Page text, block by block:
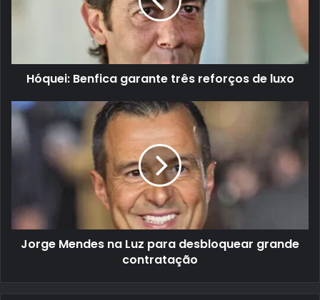
Hóquei: Benfica garante três reforços de luxo
Jorge Mendes na Luz para desbloquear grande
contratação